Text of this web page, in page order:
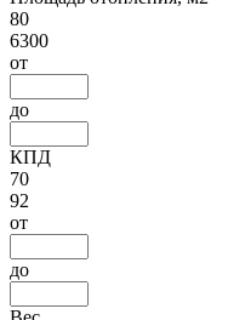
80
6300
от
до
КПД
70
92
от
до